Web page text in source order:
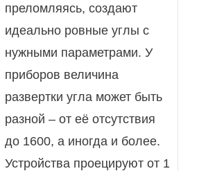
преломляясь, создают
идеально ровные углы с
нужными параметрами. У
приборов величина
развертки угла может быть
разной – от её отсутствия
до 1600, а иногда и более.
Устройства проецируют от 1